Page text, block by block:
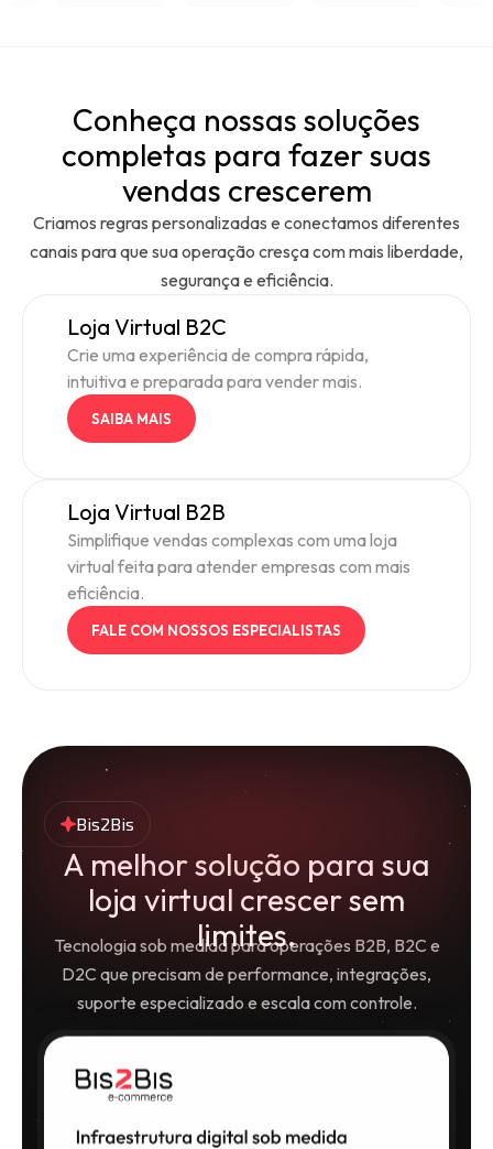
Conheça nossas soluções
completas para fazer suas
vendas crescerem
Criamos regras personalizadas e conectamos diferentes
canais para que sua operação cresça com mais liberdade,
segurança e eficiência.
Loja Virtual B2C
Crie uma experiência de compra rápida,
intuitiva e preparada para vender mais.
SAIBA MAIS
Loja Virtual B2B
Simplifique vendas complexas com uma loja
virtual feita para atender empresas com mais
eficiência.
FALE COM NOSSOS ESPECIALISTAS
Bis2Bis
A melhor solução para sua
loja virtual crescer sem
limites.
Tecnologia sob medida para operações B2B, B2C e
D2C que precisam de performance, integrações,
suporte especializado e escala com controle.